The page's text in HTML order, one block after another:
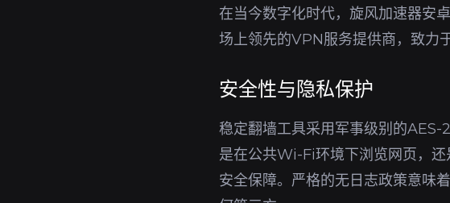
在当今数字化时代，旋风加速器安
场上领先的VPN服务提供商，致力
安全性与隐私保护
稳定翻墙工具采用军事级别的
是在公共Wi-Fi环境下浏览网页，
安全保障。严格的无日志政策意味